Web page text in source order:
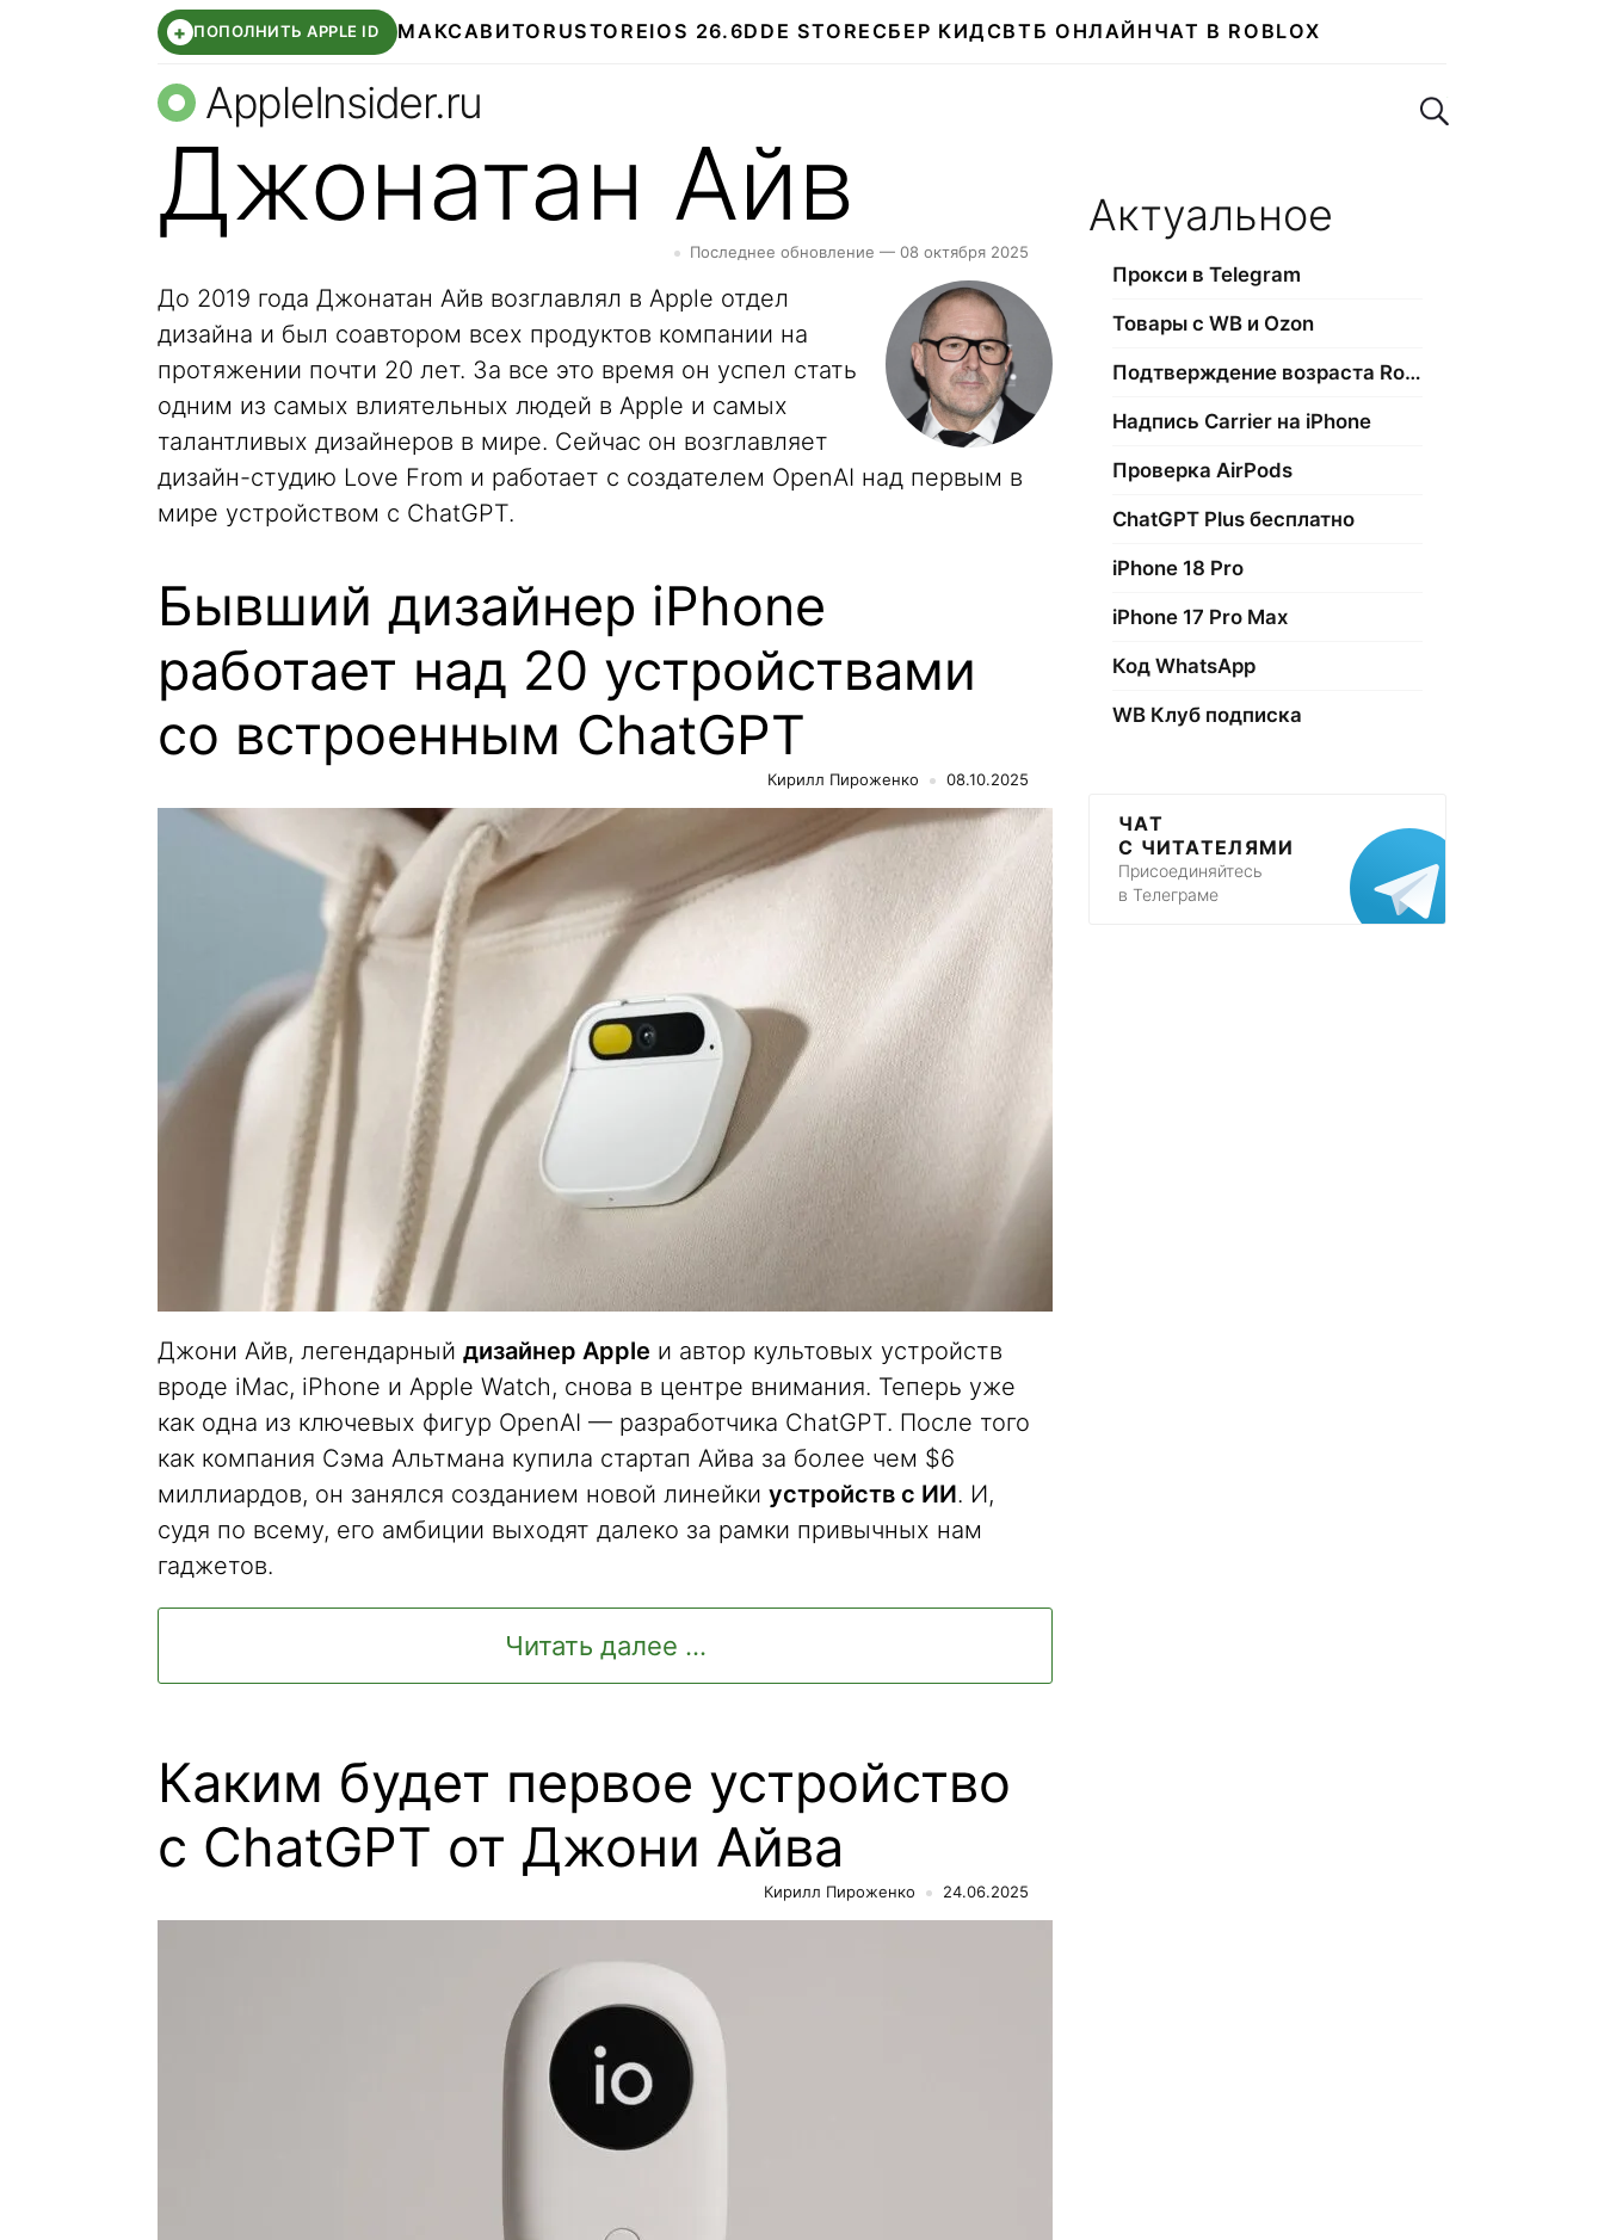
+ ПОПОЛНИТЬ APPLE ID МАКСАВИТО RUSTOREIOS 26.6DDE STORE СБЕР КИДСВТБ ОНЛАЙН ЧАТ В ROBLOX
AppleInsider.ru Поиск по сайту
Джонатан Айв
Последнее обновление — 08 октября 2025
До 2019 года Джонатан Айв возглавлял в Apple отдел
дизайна и был соавтором всех продуктов компании на
протяжении почти 20 лет. За все это время он успел стать
одним из самых влиятельных людей в Apple и самых
талантливых дизайнеров в мире. Сейчас он возглавляет
дизайн-студию Love From и работает с создателем OpenAI над первым в
мире устройством с ChatGPT.
Бывший дизайнер iPhone
работает над 20 устройствами
со встроенным ChatGPT
Кирилл Пироженко 08.10.2025
Джони Айв, легендарный дизайнер Apple и автор культовых устройств
вроде iMac, iPhone и Apple Watch, снова в центре внимания. Теперь уже
как одна из ключевых фигур OpenAI — разработчика ChatGPT. После того
как компания Сэма Альтмана купила стартап Айва за более чем $6
миллиардов, он занялся созданием новой линейки устройств с ИИ. И,
судя по всему, его амбиции выходят далеко за рамки привычных нам
гаджетов.
Читать далее ...
Каким будет первое устройство
с ChatGPT от Джони Айва
Кирилл Пироженко 24.06.2025
Актуальное
Прокси в Telegram
Товары с WB и Ozon
Подтверждение возраста Roblox
Надпись Carrier на iPhone
Проверка AirPods
ChatGPT Plus бесплатно
iPhone 18 Pro
iPhone 17 Pro Max
Код WhatsApp
WB Клуб подписка
ЧАТ
С ЧИТАТЕЛЯМИ
Присоединяйтесь
в Телеграме